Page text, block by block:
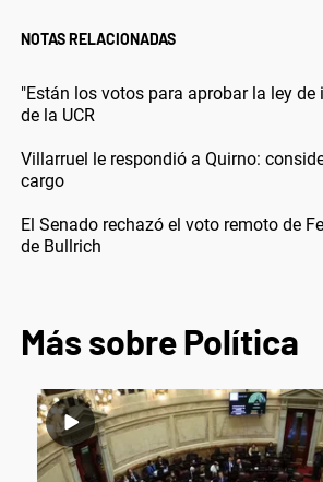
NOTAS RELACIONADAS
"Están los votos para aprobar la ley
de la UCR
Villarruel le respondió a Quirno:
cargo
El Senado rechazó el voto remoto de
de Bullrich
Más sobre Política